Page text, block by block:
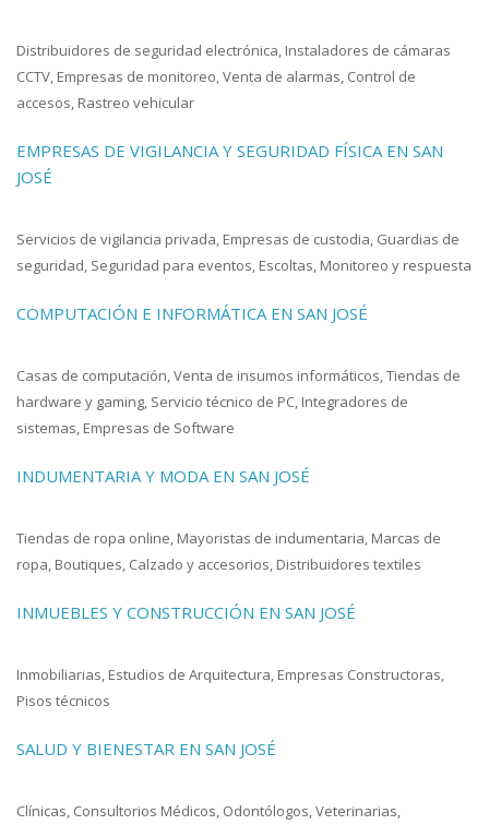
Distribuidores de seguridad electrónica, Instaladores de cámaras
CCTV, Empresas de monitoreo, Venta de alarmas, Control de
accesos, Rastreo vehicular
EMPRESAS DE VIGILANCIA Y SEGURIDAD FÍSICA EN SAN
JOSÉ
Servicios de vigilancia privada, Empresas de custodia, Guardias de
seguridad, Seguridad para eventos, Escoltas, Monitoreo y respuesta
COMPUTACIÓN E INFORMÁTICA EN SAN JOSÉ
Casas de computación, Venta de insumos informáticos, Tiendas de
hardware y gaming, Servicio técnico de PC, Integradores de
sistemas, Empresas de Software
INDUMENTARIA Y MODA EN SAN JOSÉ
Tiendas de ropa online, Mayoristas de indumentaria, Marcas de
ropa, Boutiques, Calzado y accesorios, Distribuidores textiles
INMUEBLES Y CONSTRUCCIÓN EN SAN JOSÉ
Inmobiliarias, Estudios de Arquitectura, Empresas Constructoras,
Pisos técnicos
SALUD Y BIENESTAR EN SAN JOSÉ
Clínicas, Consultorios Médicos, Odontólogos, Veterinarias,